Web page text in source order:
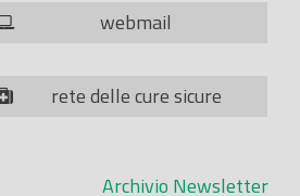
webmail
rete delle cure sicure
Archivio Newsletter